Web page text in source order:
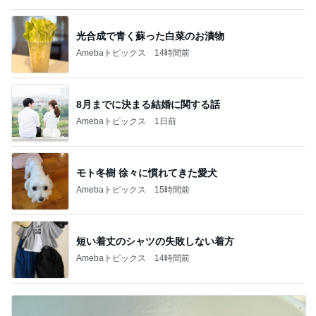
光合成で青く蘇った白菜のお漬物
Amebaトピックス 14時間前
8月までに決まる結婚に関する話
Amebaトピックス 1日前
モト冬樹 徐々に慣れてきた愛犬
Amebaトピックス 15時間前
短い着丈のシャツの失敗しない着方
Amebaトピックス 14時間前